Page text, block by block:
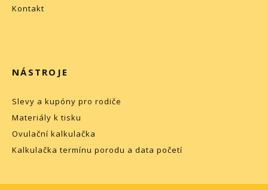
Kontakt
NÁSTROJE
Slevy a kupóny pro rodiče
Materiály k tisku
Ovulační kalkulačka
Kalkulačka termínu porodu a data početí